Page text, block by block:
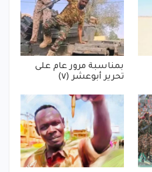
بمناسبة مرور عام على
تحرير أبوعشر (٧)